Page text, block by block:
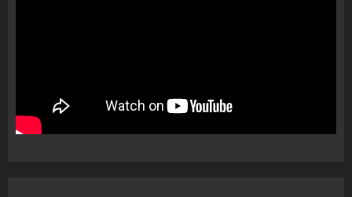
1
“bosen” Joana Nano për
abuzim me fondet publike dhe
pasuri të pajustifikuar